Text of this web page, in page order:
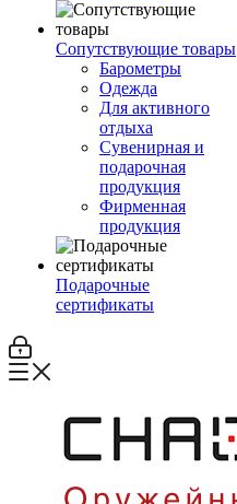
Сопутствующие товары
Барометры
Одежда
Для активного
отдыха
Сувенирная и
подарочная
продукция
Фирменная
продукция
Подарочные
сертификаты